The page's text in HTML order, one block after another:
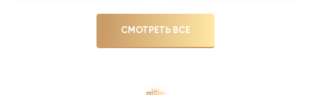
СМОТРЕТЬ ВСЕ